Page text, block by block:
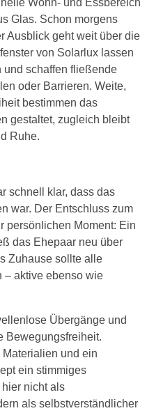
Wohn- und Essbereich
Glas. Schon morgens
Ausblick geht weit über die
von Solarlux lassen
und schaffen fließende
oder Barrieren. Weite,
bestimmen das
gestaltet, zugleich bleibt
Ruhe.
schnell klar, dass das
war. Der Entschluss zum
persönlichen Moment: Ein
das Ehepaar neu über
Zuhause sollte alle
– aktive ebenso wie
Übergänge und
Bewegungsfreiheit.
und ein
ein stimmiges
nicht als
als selbstverständlicher